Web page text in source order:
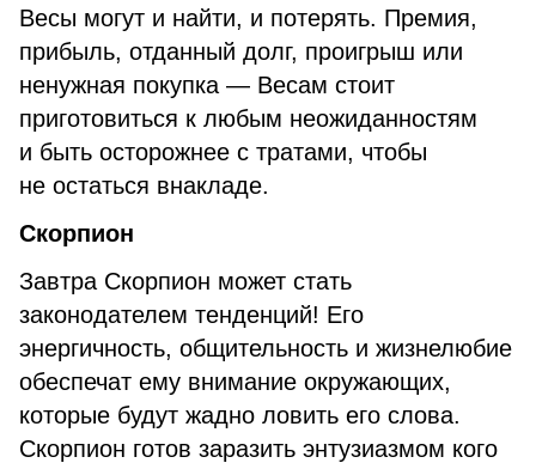
Весы могут и найти, и потерять. Премия,
прибыль, отданный долг, проигрыш или
ненужная покупка — Весам стоит
приготовиться к любым неожиданностям
и быть осторожнее с тратами, чтобы
не остаться внакладе.
Скорпион
Завтра Скорпион может стать
законодателем тенденций! Его
энергичность, общительность и жизнелюбие
обеспечат ему внимание окружающих,
которые будут жадно ловить его слова.
Скорпион готов заразить энтузиазмом кого